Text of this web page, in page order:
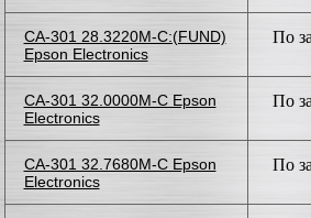
CA-301 28.3220M-C:(FUND)
Epson Electronics
По
CA-301 32.0000M-C Epson
Electronics
По
CA-301 32.7680M-C Epson
Electronics
По